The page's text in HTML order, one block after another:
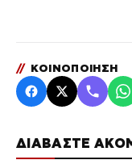
ΔΙΑΒΑΣΤΕ
// ΚΟΙΝΟΠΟΙΗΣΗ